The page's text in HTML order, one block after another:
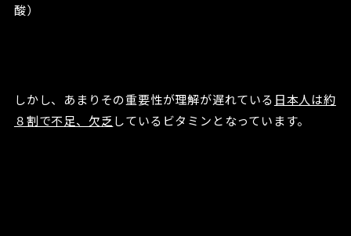
酸）
しかし、あまりその重要性が理解が遅れている 日本人は約
８割で不足、欠乏 しているビタミンとなっています。